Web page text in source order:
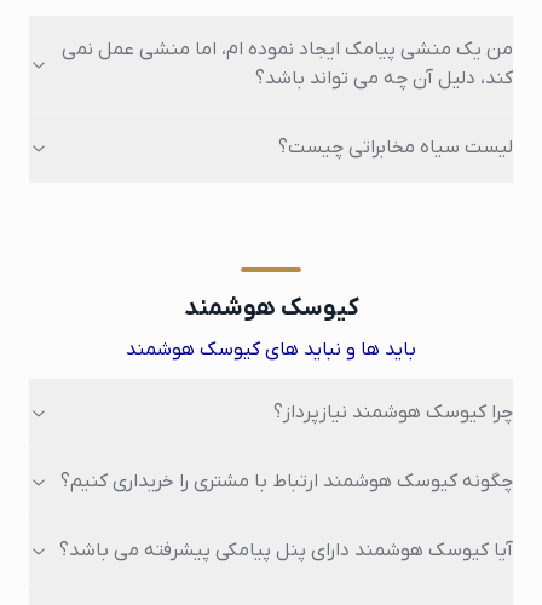
من یک منشی پیامک ایجاد نموده ام، اما منشی عمل نمی
کند، دلیل آن چه می تواند باشد؟
لیست سیاه مخابراتی چیست؟
کیوسک هوشمند
باید ها و نباید های کیوسک هوشمند
چرا کیوسک هوشمند نیازپرداز؟
چگونه کیوسک هوشمند ارتباط با مشتری را خریداری کنیم؟
آیا کیوسک هوشمند دارای پنل پیامکی پیشرفته می باشد؟